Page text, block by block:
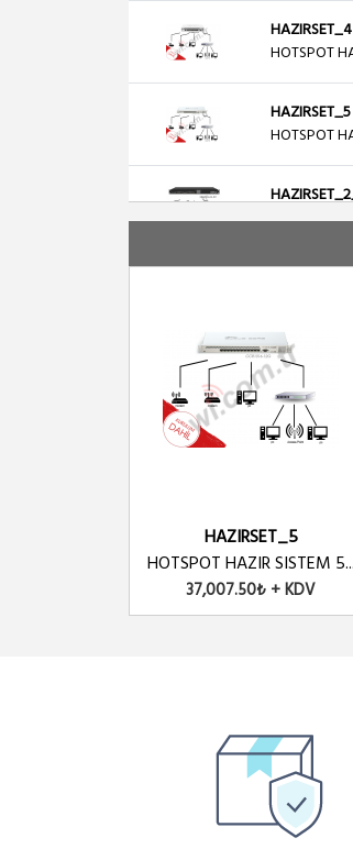
HAZIRSET_4
HOTSPOT
HAZIRSET_5
HOTSPOT
HOTSPOT
HAZIRSET_5
HOTSPOT HAZIR SISTEM 5...
37,007.50₺ + KDV